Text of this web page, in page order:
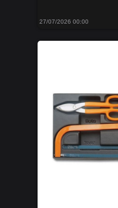
27/07/2026 00:00